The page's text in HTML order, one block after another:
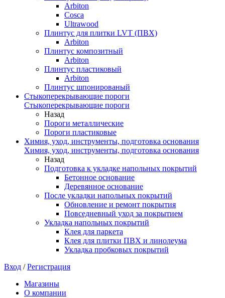
Arbiton
Cosca
Ultrawood
Плинтус для плитки LVT (ПВХ)
Arbiton
Плинтус композитный
Arbiton
Плинтус пластиковый
Arbiton
Плинтус шпонированый
Стыкоперекрывающие пороги
Стыкоперекрывающие пороги
Назад
Пороги металлические
Пороги пластиковые
Химия, уход, инструменты, подготовка основания
Химия, уход, инструменты, подготовка основания
Назад
Подготовка к укладке напольных покрытий
Бетонное основание
Деревянное основание
После укладки напольных покрытий
Обновление и ремонт покрытия
Повседневный уход за покрытием
Укладка напольных покрытий
Клея для паркета
Клея для плитки ПВХ и линолеума
Укладка пробковых покрытий
Вход /Регистрация
Магазины
О компании